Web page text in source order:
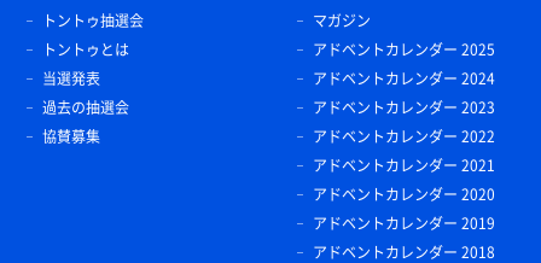
トントゥ抽選会
トントゥとは
当選発表
過去の抽選会
協賛募集
マガジン
アドベントカレンダー 2025
アドベントカレンダー 2024
アドベントカレンダー 2023
アドベントカレンダー 2022
アドベントカレンダー 2021
アドベントカレンダー 2020
アドベントカレンダー 2019
アドベントカレンダー 2018